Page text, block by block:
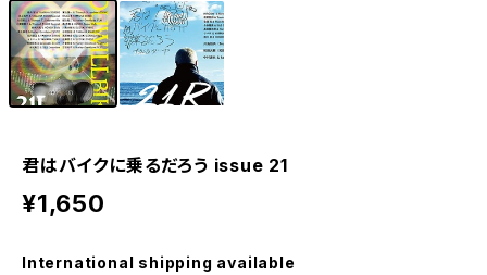
君はバイクに乗るだろう issue 21
¥1,650
International shipping available